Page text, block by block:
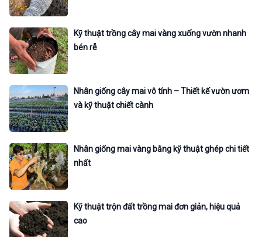
Kỹ thuật trồng cây mai vàng xuống vườn nhanh
bén rễ
Nhân giống cây mai vô tính – Thiết kế vườn ươm
và kỹ thuật chiết cành
Nhân giống mai vàng bằng kỹ thuật ghép chi tiết
nhất
Kỹ thuật trộn đất trồng mai đơn giản, hiệu quả
cao